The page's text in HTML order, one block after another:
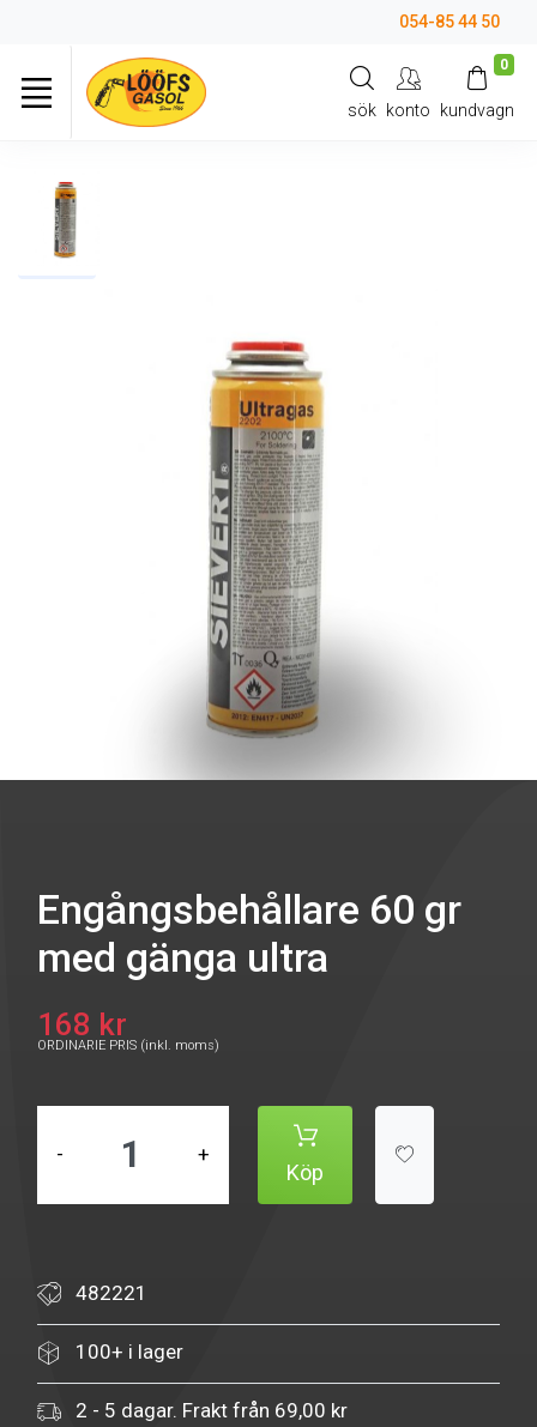
054-85 44 50
sök konto
0
kundvagn
Engångsbehållare 60 gr
med gänga ultra
168 kr
ORDINARIE PRIS (inkl. moms)
- +
Köp
482221
100+ i lager
2 - 5 dagar. Frakt från 69,00 kr